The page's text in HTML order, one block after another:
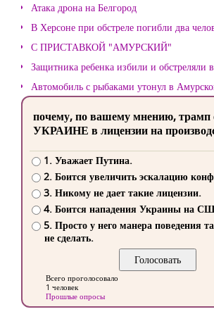
Атака дрона на Белгород
В Херсоне при обстреле погибли два
С ПРИСТАВКОЙ "АМУРСКИЙ"
Защитника ребенка избили и обстреляли
Автомобиль с рыбаками утонул в
почему, по вашему мнению, трамп
УКРАИНЕ в лицензии на
1. Уважает Путина.
2. Боится увеличить эскалацию
3. Никому не дает такие лицензии.
4. Боится нападения Украины на
5. Просто у него манера поведения
не сделать.
Всего проголосовало
1 человек
Прошлые опросы